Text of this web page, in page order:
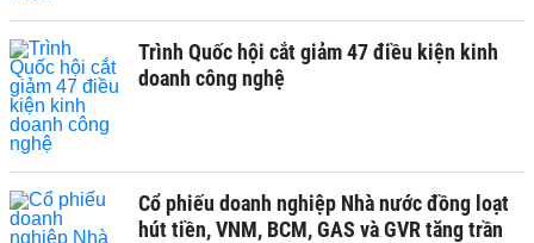
Trình Quốc hội cắt giảm 47 điều kiện kinh
doanh công nghệ
Cổ phiếu doanh nghiệp Nhà nước đồng loạt
hút tiền, VNM, BCM, GAS và GVR tăng trần